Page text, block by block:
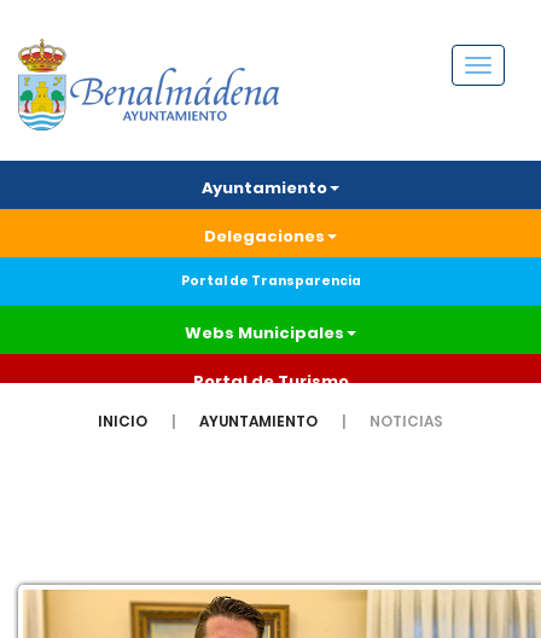
Menú
Ayuntamiento
Delegaciones
Portal de Transparencia
Webs Municipales
Portal de Turismo
INICIO AYUNTAMIENTO NOTICIAS